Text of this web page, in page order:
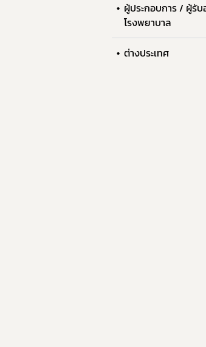
ผู้ประกอบการ / ผู้รั
โรงพยาบาล
ต่างประเทศ